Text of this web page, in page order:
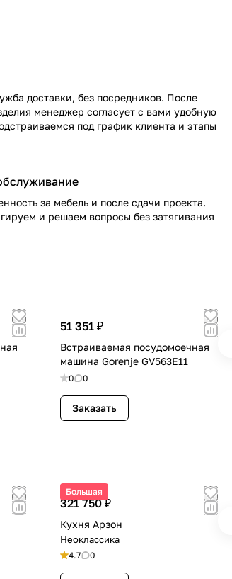
доставки, без посредников. После
менеджер согласует с вами удобную
под график клиента и этапы
за мебель и после сдачи проекта.
и решаем вопросы без затягивания
51 351 ₽
Встраиваемая посудомоечная
машина Gorenje GV563E11
0 0
Заказать
Большая
321 750 ₽
Кухня Арзон
Неоклассика
4.7 0